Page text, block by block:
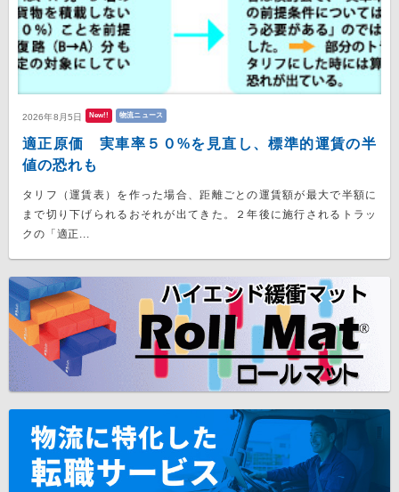
2026年8月5日 New!! 物流ニュース
適正原価 実車率５０%を見直し、標準的運賃の半
値の恐れも
タリフ（運賃表）を作った場合、距離ごとの運賃額が最大で半額に
まで切り下げられるおそれが出てきた。２年後に施行されるトラッ
クの「適正...